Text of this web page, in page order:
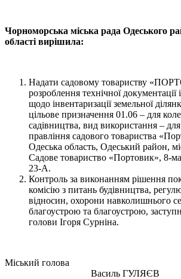
Чорноморська міська рада Одеського
області вирішила:
Надати садовому товариству
розроблення технічної документації
щодо інвентаризації земельної
цільове призначення 01.06 – для
садівництва, вид використання –
правління садового товариства
Одеська область, Одеський район,
Садове товариство «Портовик», 8-
23-А.
Контроль за виконанням рішення
комісію з питань будівництва,
відносин, охорони навколишнього
благоустрою та благоустрою,
голови Ігоря Сурніна.
Міський голова
Василь ГУЛЯЄВ